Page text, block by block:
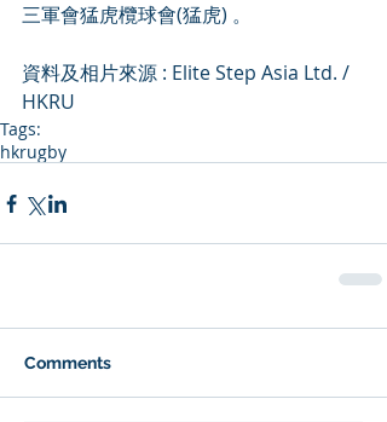
三軍會猛虎欖球會(猛虎) 。
資料及相片來源 : Elite Step Asia Ltd. /
HKRU
Tags:
hkrugby
Comments